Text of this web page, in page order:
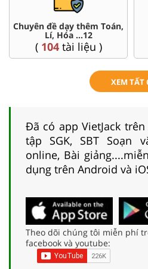
Chuyên đề dạy thêm Toán,
Lí, Hóa ...12
( 104tài liệu )
XEM TẤT
Đã có app VietJack
tập SGK, SBT Soạn
online, Bài
dụng trên Android và
Theo dõi chúng tôi miễn phí
facebook và youtube: